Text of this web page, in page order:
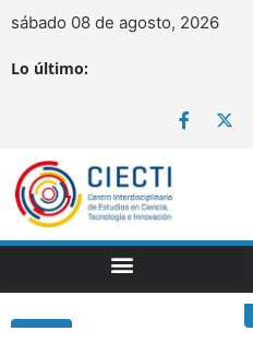
sábado 08 de agosto, 2026
Lo último: